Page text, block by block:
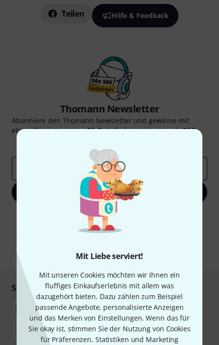
Mit Liebe serviert!
Mit unseren Cookies möchten wir Ihnen ein
fluffiges Einkaufserlebnis mit allem was
dazugehört bieten. Dazu zählen zum Beispiel
passende Angebote, personalisierte Anzeigen
und das Merken von Einstellungen. Wenn das für
Sie okay ist, stimmen Sie der Nutzung von Cookies
für Präferenzen, Statistiken und Marketing
Teilen Hilfe & Feedback
Thomann Newsletter
Abonniere den Thomann Newsletter und gewinne mit
etwas Glück einen von50 Gutscheinenüber jeweils50€!
Jetzt anmelden
Mit Klick auf „Jetzt anmelden“ stimmen Sie dem Erhalt von E-Mail-
Werbung und einer Messung des E-Mail-Nutzungsverhaltens zu. Die
Abmeldung ist jederzeit möglich. Weitere Informationen finden Sie in
* Pflichtfeld
Sicher einkaufen & bezahlen